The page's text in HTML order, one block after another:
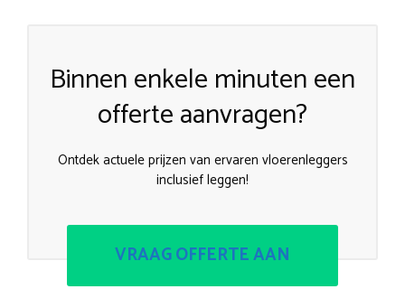
Binnen enkele minuten een
offerte aanvragen?
Ontdek actuele prijzen van ervaren vloerenleggers
inclusief leggen!
VRAAG OFFERTE AAN